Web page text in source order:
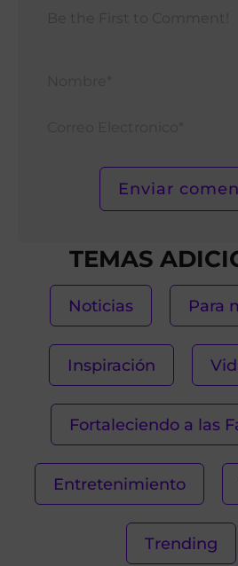
TEMAS
Noticias Para
Inspiración
Fortaleciendo a las
Entretenimiento
Trending